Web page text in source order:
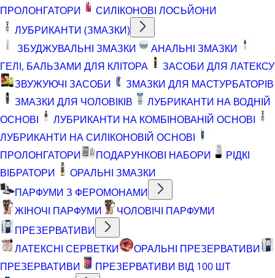
ПРОЛОНГАТОРИ
СИЛІКОНОВІ ЛОСЬЙОНИ
ЛУБРИКАНТИ (ЗМАЗКИ)
ЗБУДЖУВАЛЬНІ ЗМАЗКИ
АНАЛЬНІ ЗМАЗКИ
ГЕЛІ, БАЛЬЗАМИ ДЛЯ КЛІТОРА
ЗАСОБИ ДЛЯ ЛАТЕКСУ
ЗВУЖУЮЧІ ЗАСОБИ
ЗМАЗКИ ДЛЯ МАСТУРБАТОРІВ
ЗМАЗКИ ДЛЯ ЧОЛОВІКІВ
ЛУБРИКАНТИ НА ВОДНІЙ
ОСНОВІ
ЛУБРИКАНТИ НА КОМБІНОВАНІЙ ОСНОВІ
ЛУБРИКАНТИ НА СИЛІКОНОВІЙ ОСНОВІ
ПРОЛОНГАТОРИ
ПОДАРУНКОВІ НАБОРИ
РІДКІ
ВІБРАТОРИ
ОРАЛЬНІ ЗМАЗКИ
ПАРФУМИ З ФЕРОМОНАМИ
ЖІНОЧІ ПАРФУМИ
ЧОЛОВІЧІ ПАРФУМИ
ПРЕЗЕРВАТИВИ
ЛАТЕКСНІ СЕРВЕТКИ
ОРАЛЬНІ ПРЕЗЕРВАТИВИ
ПРЕЗЕРВАТИВИ
ПРЕЗЕРВАТИВИ ВІД 100 ШТ